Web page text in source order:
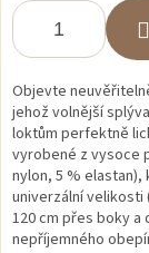
Objevte
jehož volnější
loktům perfektně
vyrobené z vysoce
nylon, 5 %
univerzální velikosti
120 cm přes boky a
nepříjemného